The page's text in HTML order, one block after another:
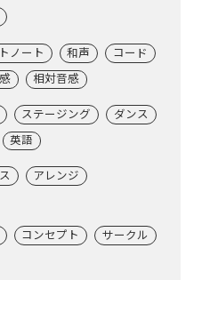
ノート 和声
コード
相対音感
ステージング
ダンス
英語
アレンジ
コンセプト サークル